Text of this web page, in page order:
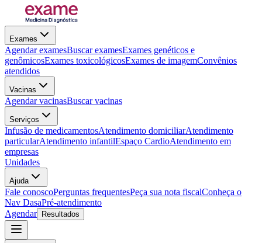
Exames
Agendar examesBuscar examesExames genéticos e
genômicosExames toxicológicosExames de imagemConvênios
atendidos
Vacinas
Agendar vacinasBuscar vacinas
Serviços
Infusão de medicamentosAtendimento domiciliarAtendimento
particularAtendimento infantilEspaço CardioAtendimento em
empresas
Unidades
Ajuda
Fale conoscoPerguntas frequentesPeça sua nota fiscalConheça o
Nav DasaPré-atendimento
Agendar
Resultados